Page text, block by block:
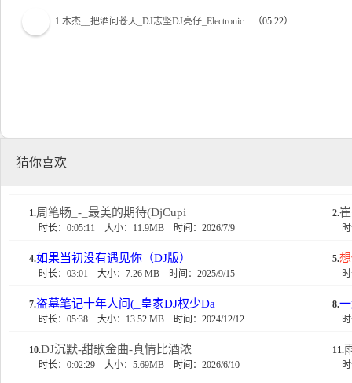
1.木杰__把酒问苍天_DJ志坚DJ亮仔_Electronic （05:22）
猜你喜欢
1.周笔畅_-_最美的期待(DjCupi
时长：0:05:11 大小：11.9MB 时间：2026/7/9
2.
4.如果当初没有遇见你（DJ版）
时长：03:01 大小：7.26 MB 时间：2025/9/15
5.
7.盗墓笔记十年人间(_皇家DJ权少Da
时长：05:38 大小：13.52 MB 时间：2024/12/12
8.
10.DJ沉默-甜歌金曲-真情比酒浓
时长：0:02:29 大小：5.69MB 时间：2026/6/10
11.